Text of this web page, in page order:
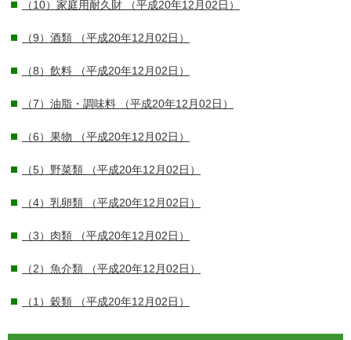
（10）家庭用耐久財 （平成20年12月02日）
（9）酒類 （平成20年12月02日）
（8）飲料 （平成20年12月02日）
（7）油脂・調味料 （平成20年12月02日）
（6）果物 （平成20年12月02日）
（5）野菜類 （平成20年12月02日）
（4）乳卵類 （平成20年12月02日）
（3）肉類 （平成20年12月02日）
（2）魚介類 （平成20年12月02日）
（1）穀類 （平成20年12月02日）